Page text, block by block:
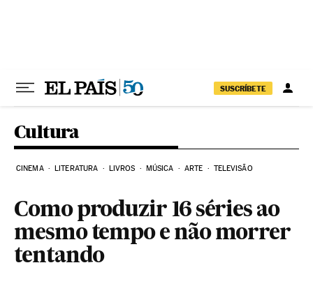
SUSCRÍBETE
Cultura
CINEMA LITERATURA LIVROS MÚSICA ARTE TELEVISÃO
Como produzir 16 séries ao
mesmo tempo e não morrer
tentando